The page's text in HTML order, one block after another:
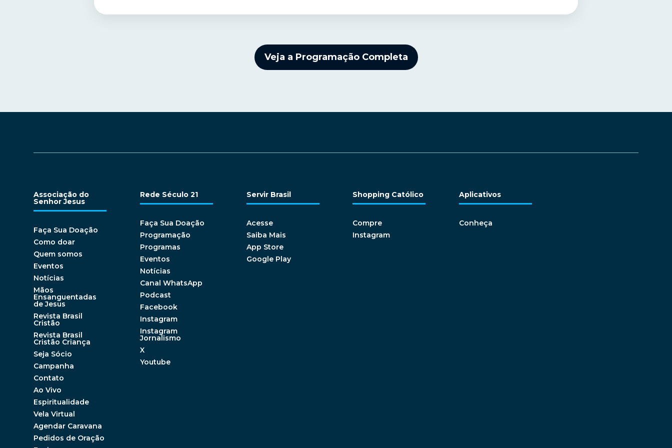
Veja a Programação Completa
Associação do
Senhor Jesus
Faça Sua Doação
Como doar
Quem somos
Eventos
Notícias
Mãos
Ensanguentadas
de Jesus
Revista Brasil
Cristão
Revista Brasil
Cristão Criança
Seja Sócio
Campanha
Contato
Ao Vivo
Espiritualidade
Vela Virtual
Agendar Caravana
Pedidos de Oração
Rede Século 21
Faça Sua Doação
Programação
Programas
Eventos
Notícias
Canal WhatsApp
Podcast
Facebook
Instagram
Instagram
Jornalismo
X
Youtube
Servir Brasil
Acesse
Saiba Mais
App Store
Google Play
Shopping Católico
Compre
Instagram
Aplicativos
Conheça